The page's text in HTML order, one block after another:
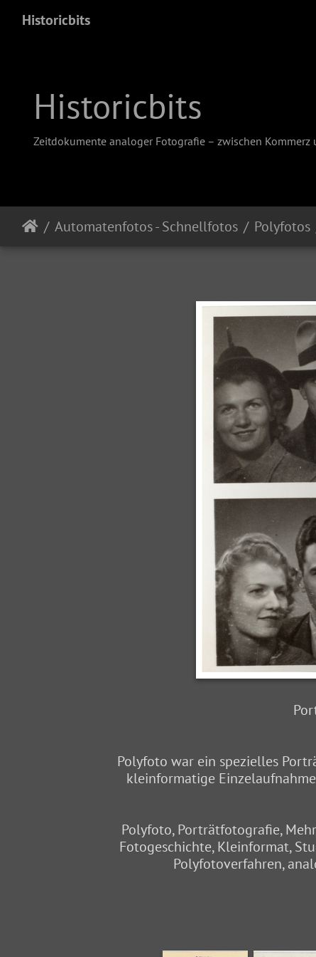
Historicbits
Historicbits
Zeitdokumente analoger Fotografie – zwischen
Automatenfotos - Schnellfotos Polyfotos
Polyfoto war ein spezielles
kleinformatige
Polyfoto, Porträtfotografie,
Fotogeschichte, Kleinformat,
Polyfotoverfahren,